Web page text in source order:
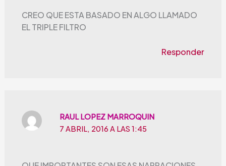
CREO QUE ESTA BASADO EN ALGO LLAMADO
EL TRIPLE FILTRO
Responder
RAUL LOPEZ MARROQUIN
7 ABRIL, 2016 A LAS 1:45